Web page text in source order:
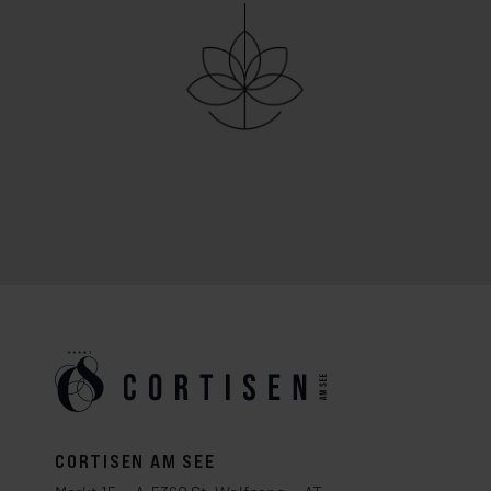
CORTISEN AM SEE